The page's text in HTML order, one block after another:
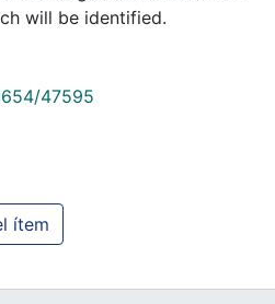
will be identified.
47595
ítem